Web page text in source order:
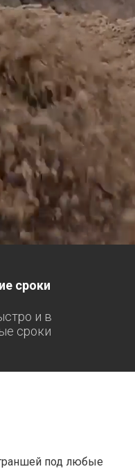
сроки
и в
сроки
под любые